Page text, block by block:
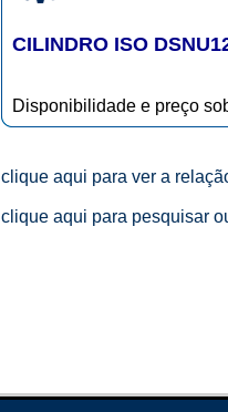
CILINDRO ISO
Disponibilidade e preço
clique aqui para ver a
clique aqui para pesquisar